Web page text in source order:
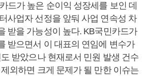
드가 높은 순이익 성장세를 보인 데
사업자 선정을 앞둬 사업 연속성 차
받을 가능성이 높다. KB국민카드가
받으면서 이 대표의 연임에 변수가
받았으나 현재로서 민원 발생 건수
외하면 크게 문제가 될 만한 이슈는